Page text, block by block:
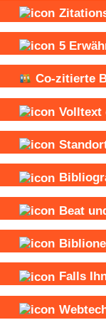
5
Co-zitierte
Volltext
Beat
Falls